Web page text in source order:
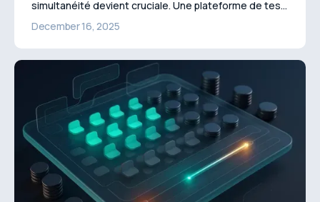
simultanéité devient cruciale. Une plateforme de test
fiable doit prendre en charge des milliers de
candidats simultanément sans retard ni perte de
données, améliorant ainsi la continuité des activités
et la confiance des candidats. Cependant, les
complexités liées à la réalisation de ces
performances sont souvent négligées. Il est essentiel
de comprendre ces défis avant de sélectionner une
plateforme afin de garantir un processus d'évaluation
fiable.
December 16, 2025